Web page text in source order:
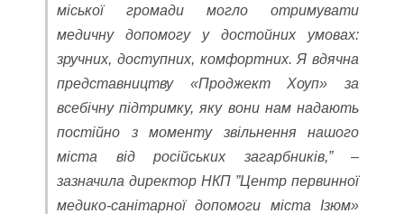
міської громади могло отримувати
медичну допомогу у достойних умовах:
зручних, доступних, комфортних. Я вдячна
представництву «Проджект Хоуп» за
всебічну підтримку, яку вони нам надають
постійно з моменту звільнення нашого
міста від російських загарбників,” –
зазначила директор НКП ”Центр первинної
медико-санітарної допомоги міста Ізюм»